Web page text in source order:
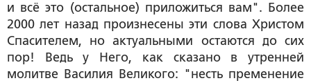
и всё это (остальное) приложиться вам". Более
2000 лет назад произнесены эти слова Христом
Спасителем, но актуальными остаются до сих
пор! Ведь у Него, как сказано в утренней
молитве Василия Великого: "несть пременение